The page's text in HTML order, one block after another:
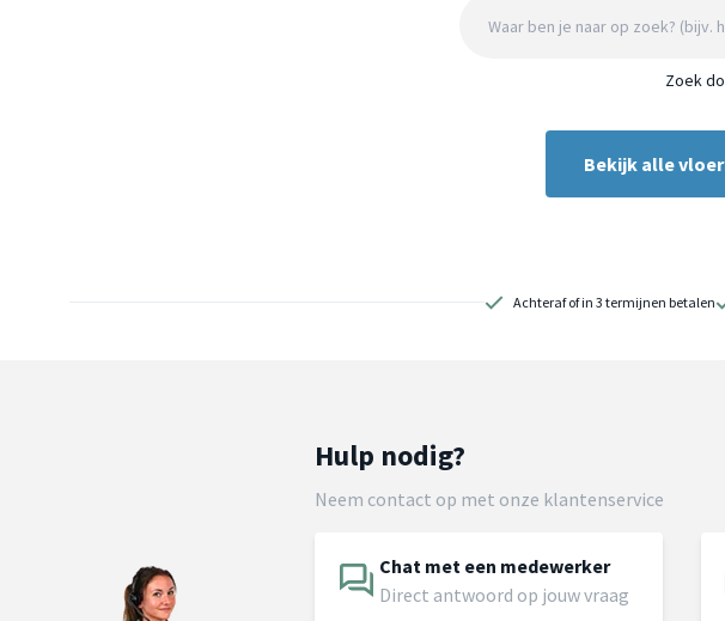
Zoek
Bekijk alle
Achteraf of in 3 termijnen betalen
Hulp nodig?
Neem contact op met onze klantenservice
Chat met een medewerker
Direct antwoord op jouw vraag